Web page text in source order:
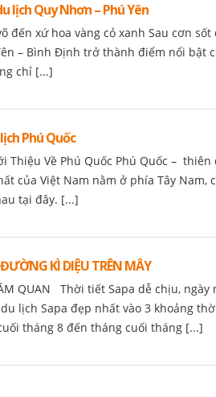
lịch Quy Nhơn – Phú Yên
đến xứ hoa vàng cỏ xanh Sau cơn
– Bình Định trở thành điểm nổi
chỉ [...]
Phú Quốc
Thiệu Về Phú Quốc Phú Quốc –
của Việt Nam nằm ở phía Tây
tại đây. [...]
KÌ DIỆU TRÊN MÂY
QUAN Thời tiết Sapa dễ chịu,
lịch Sapa đẹp nhất vào 3 khoảng
tháng 8 đến tháng cuối tháng [...]